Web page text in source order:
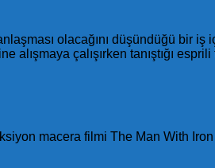
olacağını düşündüğü bir iş
alışmaya çalışırken tanıştığı
macera filmi The Man With Iron